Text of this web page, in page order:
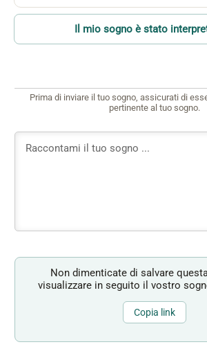
Il mio sogno è stato
Prima di inviare il tuo sogno, assicurati di
pertinente al tuo sogno.
Non dimenticate di salvare
visualizzare in seguito il vostro
Copia link